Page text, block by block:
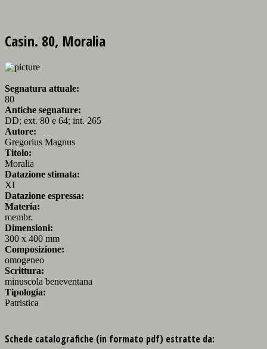
Casin. 80, Moralia
Segnatura attuale:
80
Antiche segnature:
DD; ext. 80 e 64; int. 265
Autore:
Gregorius Magnus
Titolo:
Moralia
Datazione stimata:
XI
Datazione espressa:
Materia:
membr.
Dimensioni:
300 x 400 mm
Composizione:
omogeneo
Scrittura:
minuscola beneventana
Tipologia:
Patristica
Schede catalografiche (in formato pdf) estratte da: